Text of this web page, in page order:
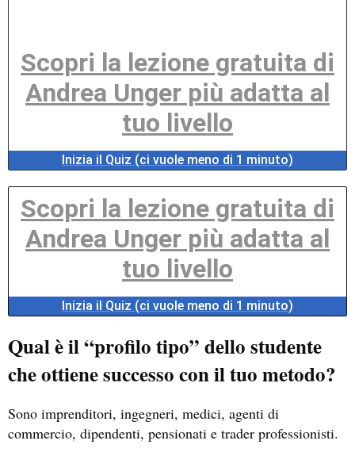
Scopri la lezione gratuita di
Andrea Unger più adatta al
tuo livello
Inizia il Quiz (ci vuole meno di 1 minuto)
Scopri la lezione gratuita di
Andrea Unger più adatta al
tuo livello
Inizia il Quiz (ci vuole meno di 1 minuto)
Qual è il “profilo tipo” dello studente
che ottiene successo con il tuo metodo?
Sono imprenditori, ingegneri, medici, agenti di
commercio, dipendenti, pensionati e trader professionisti.